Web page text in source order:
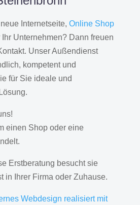
Internetseite, Online Shop
Unternehmen? Dann freuen
Unser Außendienst
kompetent und
für Sie ideale und
einen Shop oder eine
Erstberatung besucht sie
in Ihrer Firma oder Zuhause.
Webdesign realisiert mit